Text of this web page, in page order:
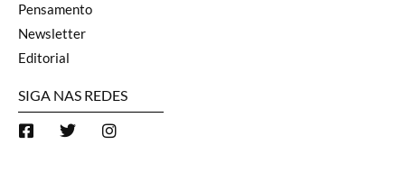
Pensamento
Newsletter
Editorial
SIGA NAS REDES